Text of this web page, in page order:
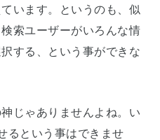
います。というのも、似
索ユーザーがいろんな情
する、という事ができな
じゃありませんよね。い
るという事はできませ